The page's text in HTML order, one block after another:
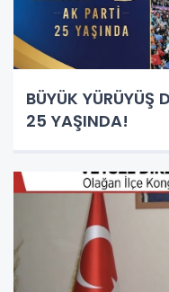
BÜYÜK YÜRÜYÜŞ
25 YAŞINDA!